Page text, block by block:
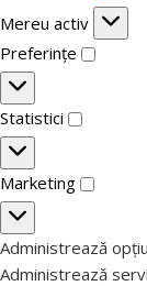
Mereu activ
Preferințe
Statistici
Marketing
Administrează
Administrează